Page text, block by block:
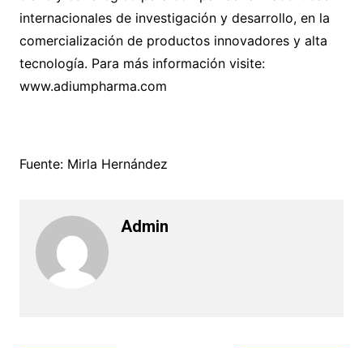
internacionales de investigación y desarrollo, en la
comercialización de productos innovadores y alta
tecnología. Para más información visite:
www.adiumpharma.com
Fuente: Mirla Hernández
Admin